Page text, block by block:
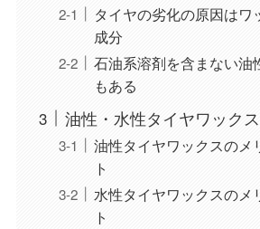
タイヤの劣化の原因はワ
成分
石油系溶剤を含まない油
もある
油性・水性タイヤワック
油性タイヤワックスのメ
ト
水性タイヤワックスのメ
ト